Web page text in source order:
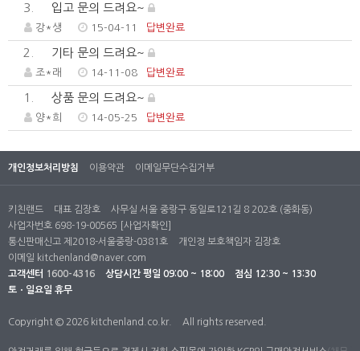
3. 입고 문의 드려요~
강*생 15-04-11 답변완료
2. 기타 문의 드려요~
조*래 14-11-08 답변완료
1. 상품 문의 드려요~
양*희 14-05-25 답변완료
개인정보처리방침 이용약관 이메일무단수집거부
키친랜드 대표 김장호
사무실 서울 중랑구 동일로121길 8 202호 (중화동)
사업자번호 698-19-00565
[사업자확인]
통신판매신고 제2018-서울중랑-0381호
개인정 보호책임자 김장호
이메일 kitchenland@naver.com
고객센터 1600-4316 상담시간 평일 09:00 ~ 18:00
점심 12:30 ~ 13:30
토ㆍ일요일 휴무
Copyright © 2026 kitchenland.co.kr. All rights reserved.